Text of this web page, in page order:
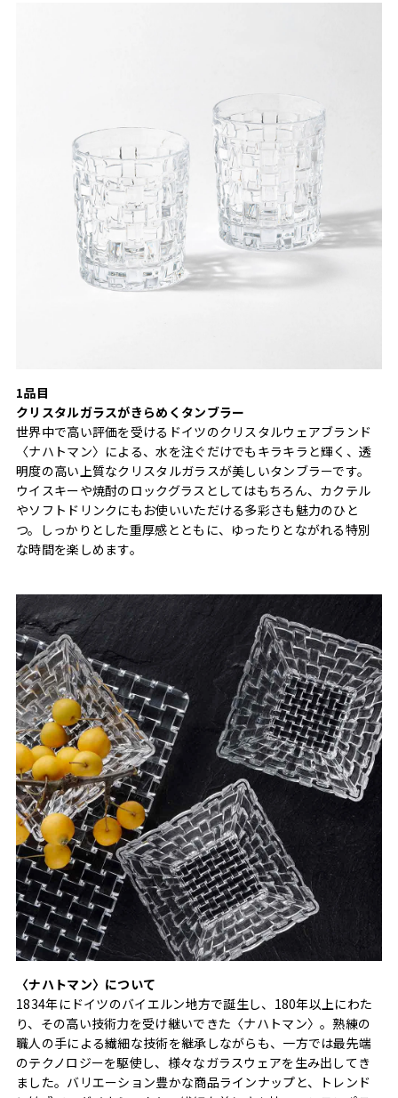
1品目
クリスタルガラスがきらめくタンブラー
世界中で高い評価を受けるドイツのクリスタルウェアブランド
〈ナハトマン〉による、水を注ぐだけでもキラキラと輝く、透
明度の高い上質なクリスタルガラスが美しいタンブラーです。
ウイスキーや焼酎のロックグラスとしてはもちろん、カクテル
やソフトドリンクにもお使いいただける多彩さも魅力のひと
つ。しっかりとした重厚感とともに、ゆったりとながれる特別
な時間を楽しめます。
〈ナハトマン〉について
1834年にドイツのバイエルン地方で誕生し、180年以上にわた
り、その高い技術力を受け継いできた〈ナハトマン〉。熟練の
職人の手による繊細な技術を継承しながらも、一方では最先端
のテクノロジーを駆使し、様々なガラスウェアを生み出してき
ました。バリエーション豊かな商品ラインナップと、トレンド